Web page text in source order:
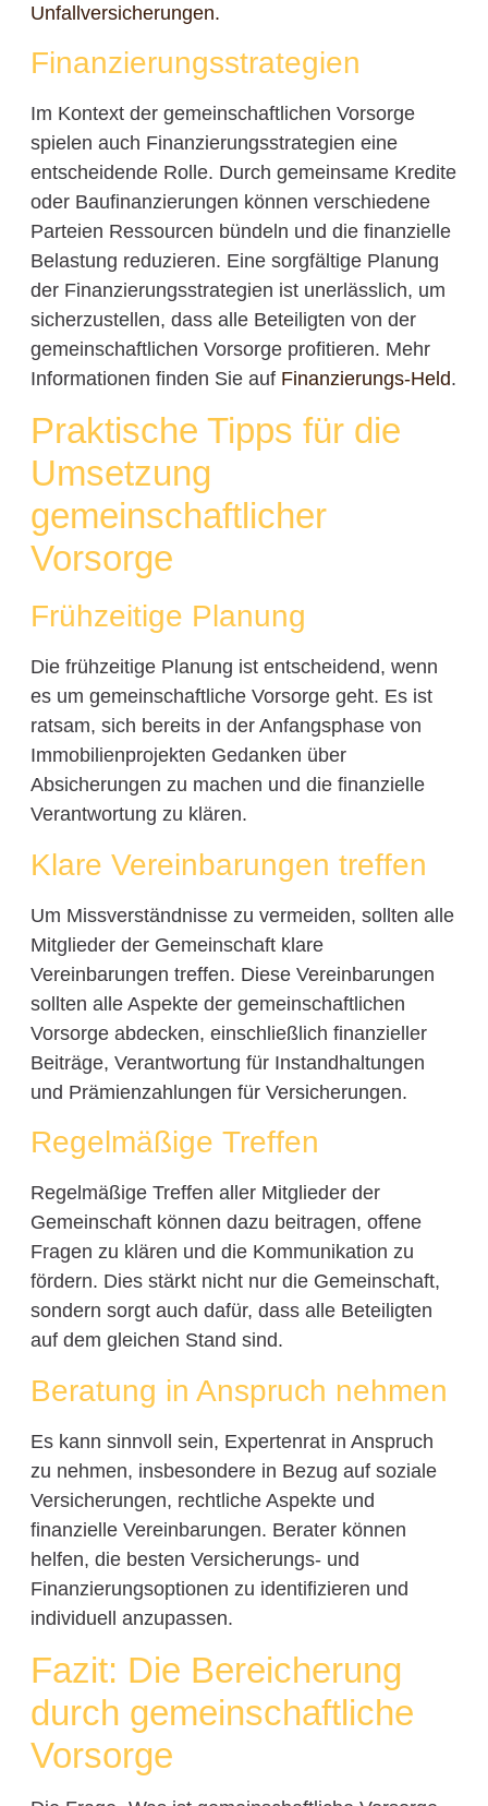
Unfallversicherungen.
Finanzierungsstrategien
Im Kontext der gemeinschaftlichen Vorsorge
spielen auch Finanzierungsstrategien eine
entscheidende Rolle. Durch gemeinsame Kredite
oder Baufinanzierungen können verschiedene
Parteien Ressourcen bündeln und die finanzielle
Belastung reduzieren. Eine sorgfältige Planung
der Finanzierungsstrategien ist unerlässlich, um
sicherzustellen, dass alle Beteiligten von der
gemeinschaftlichen Vorsorge profitieren. Mehr
Informationen finden Sie auf Finanzierungs-Held.
Praktische Tipps für die
Umsetzung
gemeinschaftlicher
Vorsorge
Frühzeitige Planung
Die frühzeitige Planung ist entscheidend, wenn
es um gemeinschaftliche Vorsorge geht. Es ist
ratsam, sich bereits in der Anfangsphase von
Immobilienprojekten Gedanken über
Absicherungen zu machen und die finanzielle
Verantwortung zu klären.
Klare Vereinbarungen treffen
Um Missverständnisse zu vermeiden, sollten alle
Mitglieder der Gemeinschaft klare
Vereinbarungen treffen. Diese Vereinbarungen
sollten alle Aspekte der gemeinschaftlichen
Vorsorge abdecken, einschließlich finanzieller
Beiträge, Verantwortung für Instandhaltungen
und Prämienzahlungen für Versicherungen.
Regelmäßige Treffen
Regelmäßige Treffen aller Mitglieder der
Gemeinschaft können dazu beitragen, offene
Fragen zu klären und die Kommunikation zu
fördern. Dies stärkt nicht nur die Gemeinschaft,
sondern sorgt auch dafür, dass alle Beteiligten
auf dem gleichen Stand sind.
Beratung in Anspruch nehmen
Es kann sinnvoll sein, Expertenrat in Anspruch
zu nehmen, insbesondere in Bezug auf soziale
Versicherungen, rechtliche Aspekte und
finanzielle Vereinbarungen. Berater können
helfen, die besten Versicherungs- und
Finanzierungsoptionen zu identifizieren und
individuell anzupassen.
Fazit: Die Bereicherung
durch gemeinschaftliche
Vorsorge